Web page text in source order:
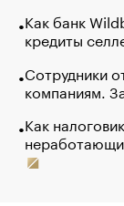
Как банк
кредиты
Сотрудники
компаниям.
Как